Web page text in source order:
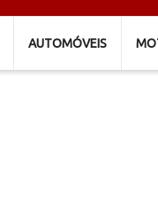
AUTOMÓVEIS